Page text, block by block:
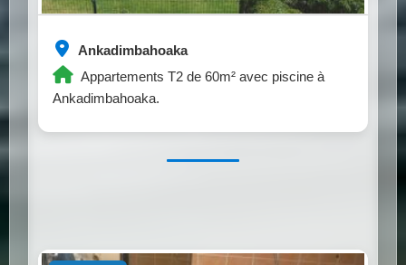
Ankadimbahoaka
Appartements T2 de 60m² avec piscine à
Ankadimbahoaka.